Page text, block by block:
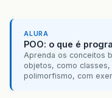
ALURA
POO: o que é
Aprenda os conceitos
objetos, como
polimorfismo, com